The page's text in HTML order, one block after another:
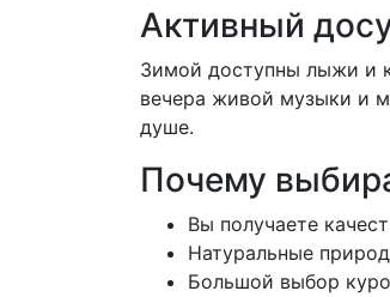
Активный
Зимой доступны лыжи и
вечера живой музыки и
душе.
Почему
Вы получаете
Натуральные
Большой выбор